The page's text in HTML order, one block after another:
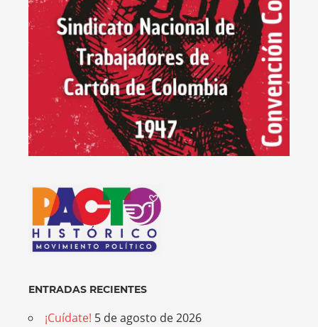
ENTRADAS RECIENTES
¡Cuídate! 5 de agosto de 2026